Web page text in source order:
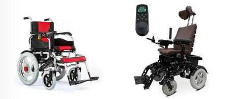
gehandicapten, vouwbare
power rollators met
afstandsbediening
rolstoel te koop met CE-
markering en FDA-
goedkeuring